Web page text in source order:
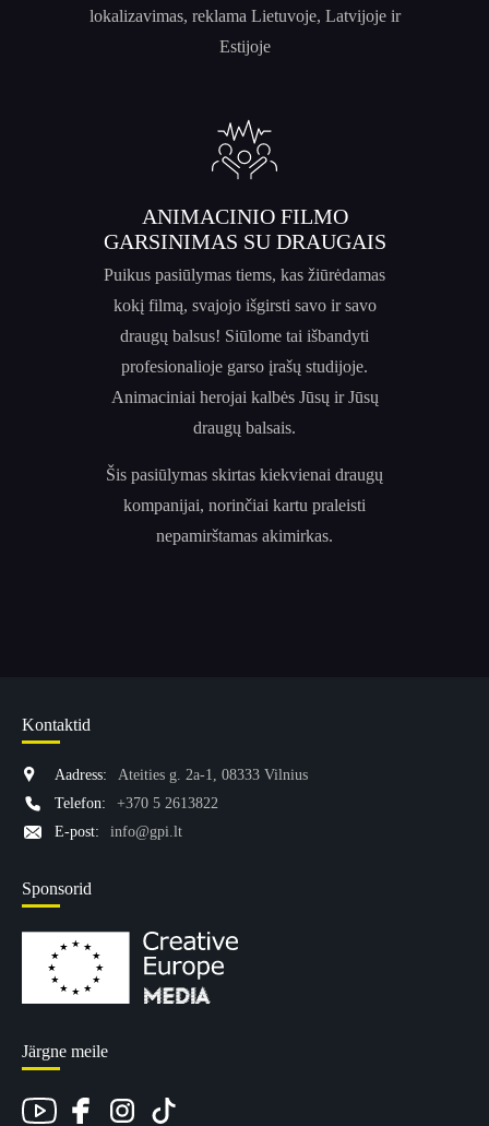
lokalizavimas, reklama Lietuvoje, Latvijoje ir
Estijoje
ANIMACINIO FILMO
GARSINIMAS SU DRAUGAIS
Puikus pasiūlymas tiems, kas žiūrėdamas
kokį filmą, svajojo išgirsti savo ir savo
draugų balsus! Siūlome tai išbandyti
profesionalioje garso įrašų studijoje.
Animaciniai herojai kalbės Jūsų ir Jūsų
draugų balsais.
Šis pasiūlymas skirtas kiekvienai draugų
kompanijai, norinčiai kartu praleisti
nepamirštamas akimirkas.
Kontaktid
Aadress:
Ateities g. 2a-1, 08333 Vilnius
Telefon:
+370 5 2613822
E-post:
info@gpi.lt
Sponsorid
Järgne meile